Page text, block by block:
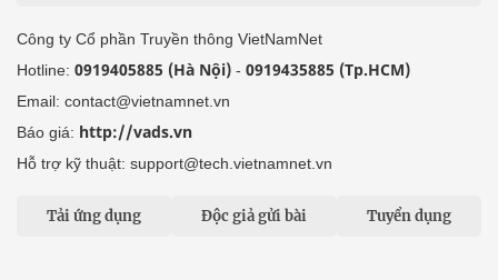
Công ty Cổ phần Truyền thông VietNamNet
Hotline: 0919405885 (Hà Nội) - 0919435885 (Tp.HCM)
Email: contact@vietnamnet.vn
Báo giá: http://vads.vn
Hỗ trợ kỹ thuật: support@tech.vietnamnet.vn
Tải ứng dụng Độc giả gửi bài Tuyển dụng